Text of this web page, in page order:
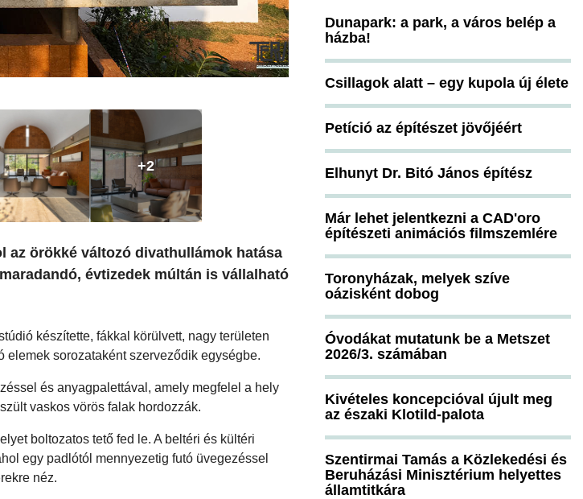
+2
az örökké változó divathullámok hatása
évtizedek múltán is vállalható
készítette, fákkal körülvett, nagy területen
sorozataként szerveződik egységbe.
és anyagpalettával, amely megfelel a hely
vaskos vörös falak hordozzák.
boltozatos tető fed le. A beltéri és kültéri
egy padlótól mennyezetig futó üvegezéssel
néz.
Dunapark: a park, a város belép a
házba!
Csillagok alatt – egy kupola új élete
Petíció az építészet jövőjéért
Elhunyt Dr. Bitó János építész
Már lehet jelentkezni a CAD'oro
építészeti animációs filmszemlére
Toronyházak, melyek szíve
oázisként dobog
Óvodákat mutatunk be a Metszet
2026/3. számában
Kivételes koncepcióval újult meg
az északi Klotild-palota
Szentirmai Tamás a Közlekedési és
Beruházási Minisztérium helyettes
államtitkára